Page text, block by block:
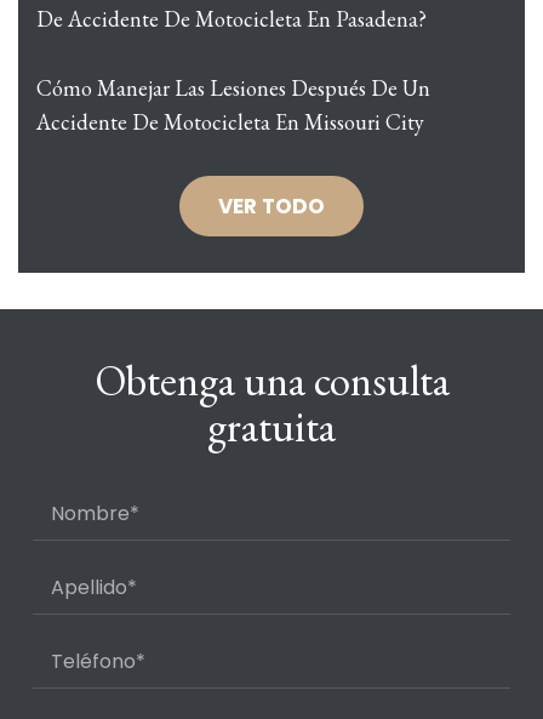
De Accidente De Motocicleta En Pasadena?
Cómo Manejar Las Lesiones Después De Un
Accidente De Motocicleta En Missouri City
VER TODO
Obtenga una consulta
gratuita